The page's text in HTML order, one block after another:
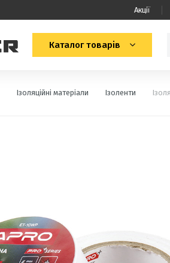
Акції
Каталог товарів
Ізоляційні матеріали Ізоленти